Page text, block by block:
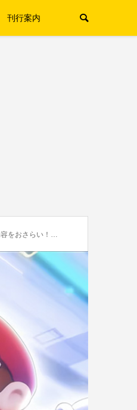
刊行案内
TVCMも公開に！